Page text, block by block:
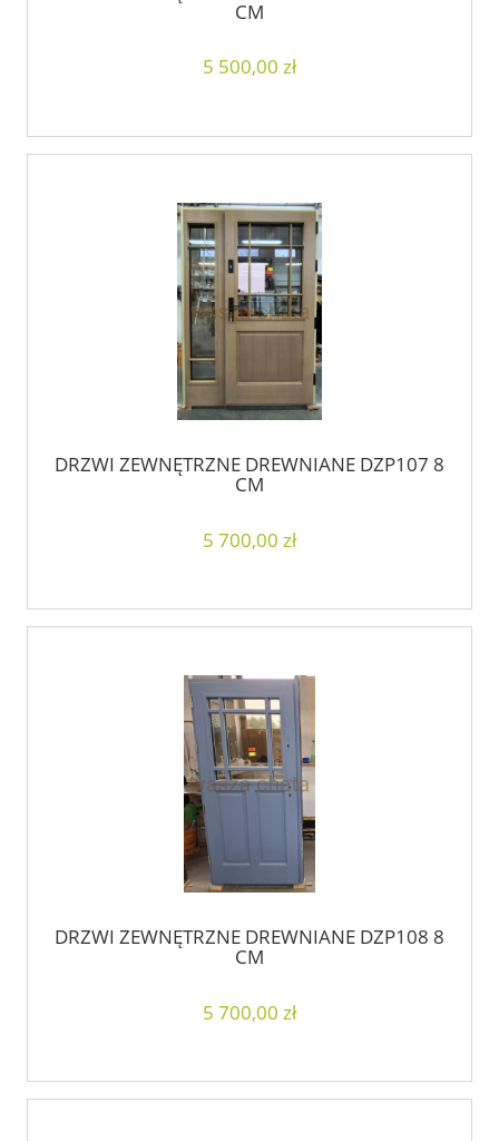
CM
5 500,00 zł
DRZWI ZEWNĘTRZNE DREWNIANE DZP107 8
CM
5 700,00 zł
DRZWI ZEWNĘTRZNE DREWNIANE DZP108 8
CM
5 700,00 zł